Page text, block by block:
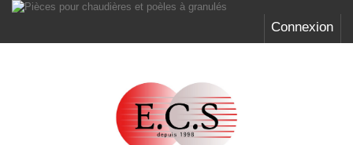
Connexion